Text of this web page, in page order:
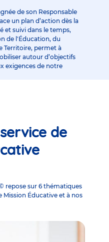
de son Responsable
un plan d’action dès la
et suivi dans le temps,
de l'Éducation, du
Territoire, permet à
autour d’objectifs
exigences de notre
de
repose sur 6 thématiques
Éducative et à nos